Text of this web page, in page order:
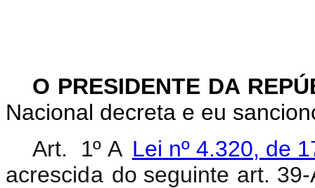
O PRESIDENTE DA
Nacional decreta e eu
Art.
1º A Lei nº 4.320, de
acrescida do seguinte art.